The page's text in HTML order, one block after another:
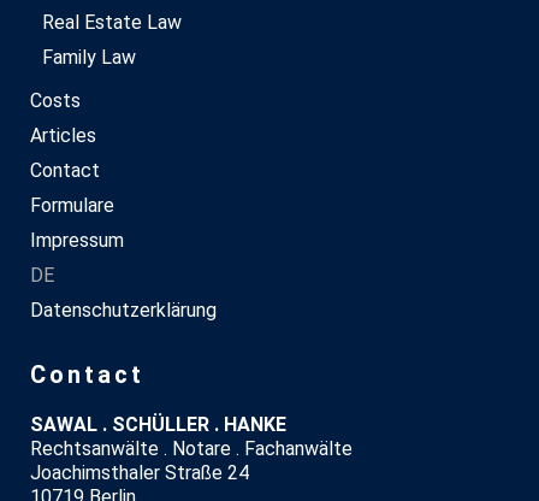
Real Estate Law
Family Law
Costs
Articles
Contact
Formulare
Impressum
DE
Datenschutzerklärung
Contact
SAWAL . SCHÜLLER . HANKE
Rechtsanwälte . Notare . Fachanwälte
Joachimsthaler Straße 24